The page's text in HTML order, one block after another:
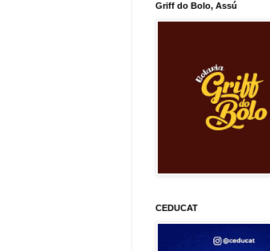
Griff do Bolo, Assú
CEDUCAT